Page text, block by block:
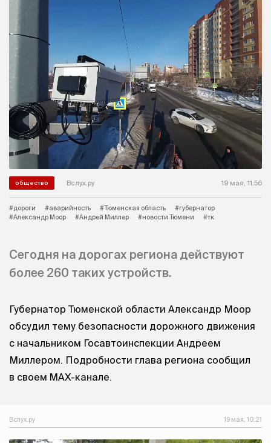
общество Вслух.ру 19 мая, 11:56
#дороги #аварийность #Тюменская область
#губернатор
#Александр Моор
#Андрей Миллер #новости Тюмени #тк
Сегодня на дорогах региона действуют
более 260 таких устройств.
Губернатор Тюменской области Александр Моор
обсудил тему безопасности дорожного движения
с начальником Госавтоинспекции Андреем
Миллером. Подробности глава региона сообщил
в своем MAX-канале.
Вслух.ру 19 мая, 10:21